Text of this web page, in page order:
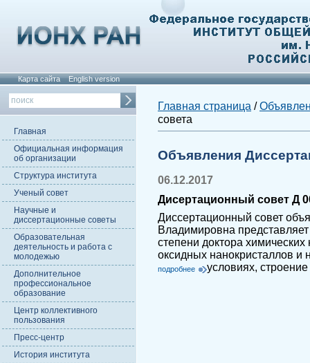
Карта сайта English version
Главная
Официальная информация
об организации
Структура института
Ученый совет
Научные и
диссертационные советы
Образовательная
деятельность и работа с
молодежью
Дополнительное
профессиональное
образование
Центр коллективного
пользования
Пресс-центр
История института
Главная страница /
совета
Объявления
06.12.2017
Дисертационный совет Д
Диссертационный совет
Владимировна
степени доктора
оксидных нанокристаллов и
условиях,
подробнее